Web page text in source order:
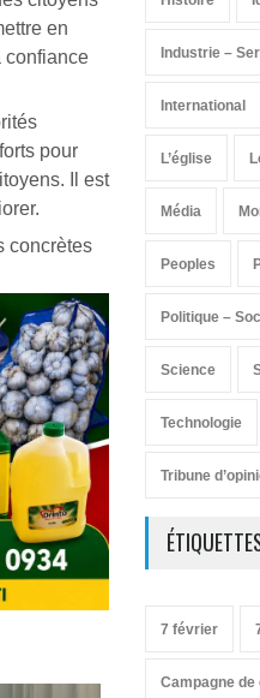
en
confiance
pour
Il est
concrètes
Industrie –
International
L’église
Média
Peoples
Politique –
Science
Technologie
Tribune
7 février
Campagne